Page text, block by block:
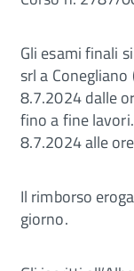
Gli esami finali
srl a
8.7.2024 dalle
fino a fine
8.7.2024 alle
Il rimborso
giorno.